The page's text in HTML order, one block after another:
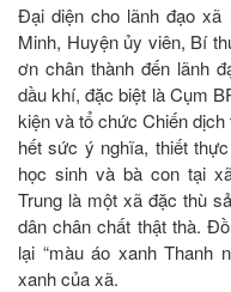
Đại diện cho lãnh đạo xã
Minh, Huyện ủy viên, Bí
ơn chân thành đến lãnh
dầu khí, đặc biệt là Cụm
kiện và tổ chức Chiến
hết sức ý nghĩa, thiết
học sinh và bà con tại
Trung là một xã đặc thù
dân chân chất thật thà.
lại “màu áo xanh Thanh
xanh của xã.